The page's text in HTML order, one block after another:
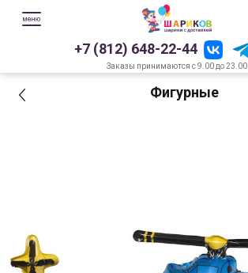
+7 (812) 648-22-44
Заказы принимаются с 9.00 до 23.00
Фигурные